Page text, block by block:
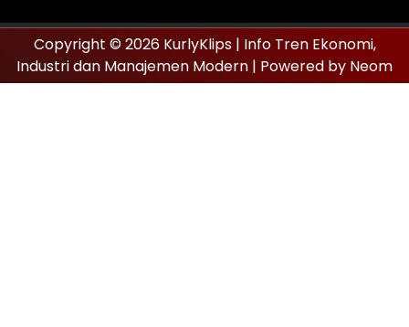
Copyright © 2026 KurlyKlips | Info Tren Ekonomi,
Industri dan Manajemen Modern | Powered by Neom